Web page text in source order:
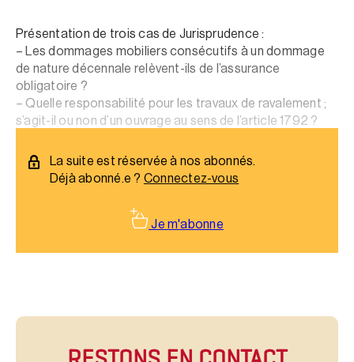
Présentation de trois cas de Jurisprudence :
– Les dommages mobiliers consécutifs à un dommage
de nature décennale relèvent-ils de l’assurance
obligatoire ?
– Quelle responsabilité pour les travaux de ravalement ;
s’agit-il ou non d’un ouvrage au sens de l’article 1792 ?
La suite est réservée à nos abonnés.
Déjà abonné.e ? Connectez-vous
Je m'abonne